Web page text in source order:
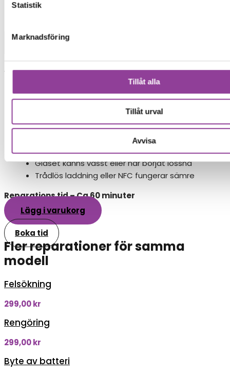
Statistik
Marknadsföring
Tillåt alla
Tillåt urval
Avvisa
Baksida
Byte av baksida
Vid ett baksidebyte byter man glasbaksidan och
Glaset är repigt, skadat eller krossat
Glaset känns vasst eller har börjat lossna
Trådlös laddning eller NFC fungerar sämre
Reparations tid – Ca 60 minuter
Lägg i varukorg
Boka tid
Fler reparationer för samma
modell
Felsökning
299,00kr
Rengöring
299,00kr
Byte av batteri